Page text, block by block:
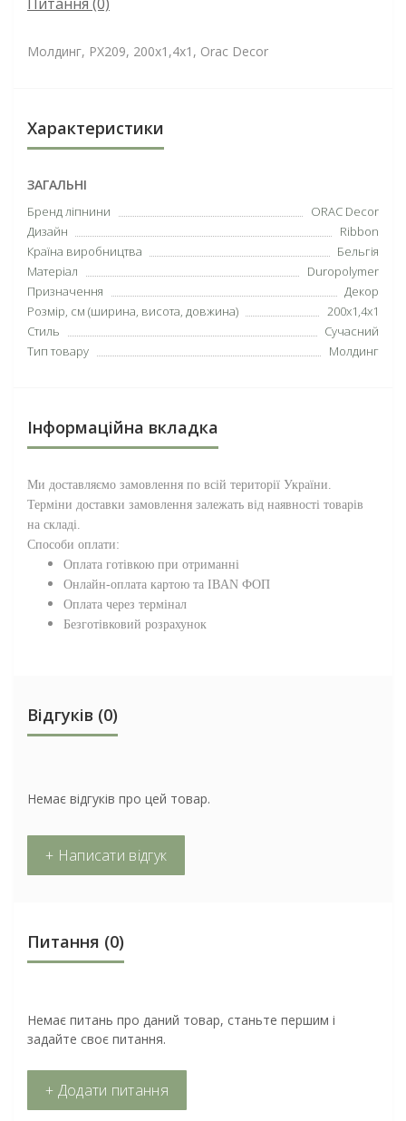
Молдинг, PX209, 200x1,4x1, Orac Decor
Характеристики
ЗАГАЛЬНІ
Бренд ліпнини
ORAC Decor
Дизайн
Ribbon
Країна виробництва
Бельгія
Матеріал
Duropolymer
Призначення
Декор
Розмір, см (ширина, висота, довжина)
200x1,4x1
Стиль
Сучасний
Тип товару
Молдинг
Інформаційна вкладка
Ми доставляємо замовлення по всій території України.
Терміни доставки замовлення залежать від наявності товарів
на складі.
Способи оплати:
Оплата готівкою при отриманні
Онлайн-оплата картою та IBAN ФОП
Оплата через термінал
Безготівковий розрахунок
Відгуків (0)
Немає відгуків про цей товар.
+ Написати відгук
Питання (0)
Немає питань про даний товар, станьте першим і
задайте своє питання.
+ Додати питання